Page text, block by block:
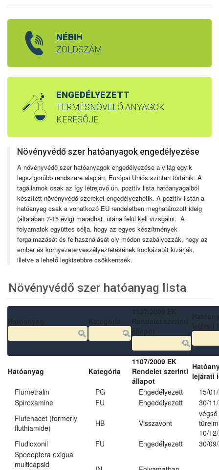
NÉBIH
ZÖLDSZÁM
ENGEDÉLYEZETT
TERMÉSNÖVELŐ ANYAGOK
KERESŐJE
Növényvédő szer hatóanyagok engedélyezése
A növényvédő szer hatóanyagok engedélyezése a világ egyik
legszigorúbb rendszere alapján, Európai Uniós szinten történik. A
tagállamok csak az így létrejövő ún. pozitív lista hatóanyagaiból
készített növényvédő szereket engedélyezhetik. A pozitív listán a
hatóanyag csak a vonatkozó EU rendeletben meghatározott ideig
(általában 7-15 évig) maradhat, utána felül kell vizsgálni. A
folyamatok együttes célja, hogy az egyes készítmények
forgalmazását és felhasználását oly módon szabályozzák, hogy az
ember és környezete veszélyeztetésének kockázatát kizárják,
illetve a lehető legkisebbre csökkentsék.
Növényvédő szer hatóanyag lista
Hatóanyag Kategória
1107/2009 EK
Rendelet szerinti
állapot
lejárati
Flumetralin
PG Engedélyezett
15/
Spiroxamine
FU Engedélyezett
30/
Flufenacet (formerly
fluthiamide)
HB Visszavont
végső
10/
Fludioxonil
FU Engedélyezett
30/
Spodoptera exigua
multicapsid